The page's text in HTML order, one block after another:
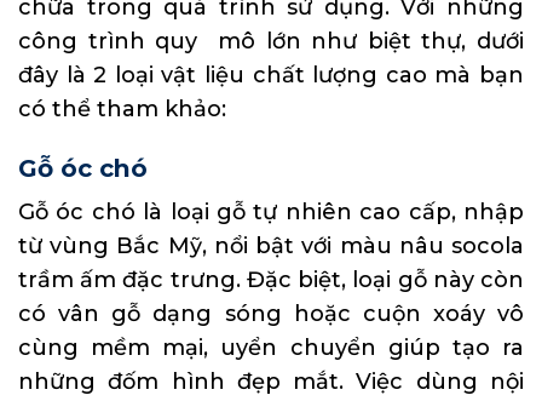
chữa trong quá trình sử dụng. Với những
công trình quy mô lớn như biệt thự, dưới
đây là 2 loại vật liệu chất lượng cao mà bạn
có thể tham khảo:
Gỗ óc chó
Gỗ óc chó là loại gỗ tự nhiên cao cấp, nhập
từ vùng Bắc Mỹ, nổi bật với màu nâu socola
trầm ấm đặc trưng. Đặc biệt, loại gỗ này còn
có vân gỗ dạng sóng hoặc cuộn xoáy vô
cùng mềm mại, uyển chuyển giúp tạo ra
những đốm hình đẹp mắt. Việc dùng nội